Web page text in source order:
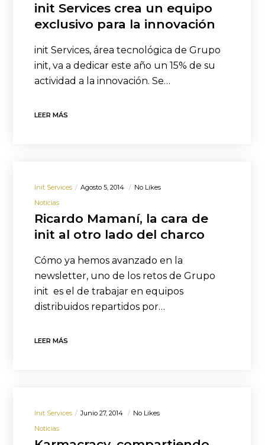
init Services crea un equipo
exclusivo para la innovación
init Services, área tecnológica de Grupo
init, va a dedicar este año un 15% de su
actividad a la innovación. Se…
LEER MÁS
Init Services Agosto 5, 2014
No Likes
Noticias
Ricardo Mamaní, la cara de
init al otro lado del charco
Cómo ya hemos avanzado en la
newsletter, uno de los retos de Grupo
init es el de trabajar en equipos
distribuidos repartidos por…
LEER MÁS
Init Services Junio 27, 2014
No Likes
Noticias